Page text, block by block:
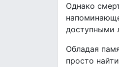
Однако
доступными
Обладая
просто